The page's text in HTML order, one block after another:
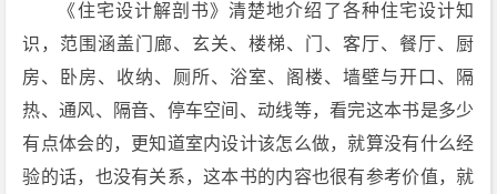
《住宅设计解剖书》清楚地介绍了各种住宅设计知
识，范围涵盖门廊、玄关、楼梯、门、客厅、餐厅、厨
房、卧房、收纳、厕所、浴室、阁楼、墙壁与开口、隔
热、通风、隔音、停车空间、动线等，看完这本书是多少
有点体会的，更知道室内设计该怎么做，就算没有什么经
验的话，也没有关系，这本书的内容也很有参考价值，就